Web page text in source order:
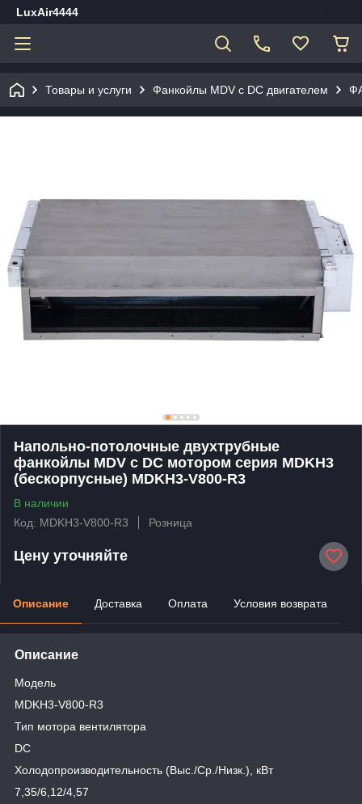
LuxAir4444
Товары и услуги Фанкойлы MDV c DC двигателем
Напольно-потолочные двухтрубные
фанкойлы MDV с DC мотором серия MDKH3
(бескорпусные) MDKH3-V800-R3
В наличии
Код: MDKH3-V800-R3
Розница
Цену уточняйте
Описание Доставка Оплата Условия возврата
Описание
Модель
MDKH3-V800-R3
Тип мотора вентилятора
DC
Холодопроизводительность (Выс./Ср./Низк.), кВт
7,35/6,12/4,57